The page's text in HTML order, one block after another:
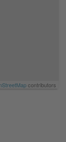
contributors